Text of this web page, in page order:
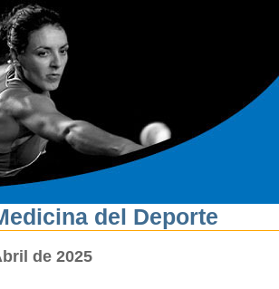
del Deporte
de 2025